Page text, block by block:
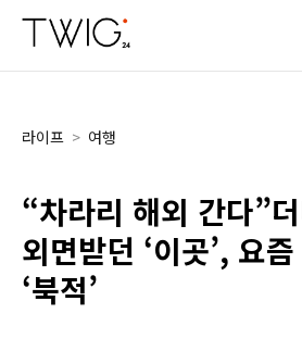
라이프 > 여행
“차라리 해외 간다”
외면받던 ‘이곳’, 요
‘북적’